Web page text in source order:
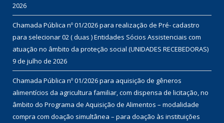
2026
Chamada Pública nº 01/2026 para realização de Pré- cadastro
para selecionar 02 ( duas ) Entidades Sócios Assistenciais com
atuação no âmbito da proteção social (UNIDADES RECEBEDORAS)
9 de julho de 2026
Chamada Pública nº 01/2026 para aquisição de gêneros
alimentícios da agricultura familiar, com dispensa de licitação, no
âmbito do Programa de Aquisição de Alimentos – modalidade
compra com doação simultânea – para doação às instituições